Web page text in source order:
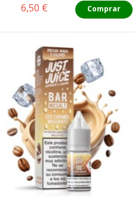
Precio
6,50 € Comprar